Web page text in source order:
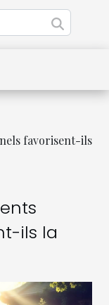
favorisent-ils
ils la